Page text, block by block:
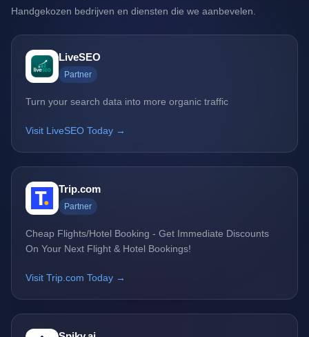
Handgekozen bedrijven en diensten die we aanbevelen.
LiveSEO
Partner
Turn your search data into more organic traffic
Visit LiveSEO Today →
Trip.com
Partner
Cheap Flights/Hotel Booking - Get Immediate Discounts
On Your Next Flight & Hotel Bookings!
Visit Trip.com Today →